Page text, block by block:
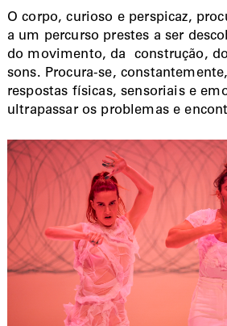
O corpo, curioso e perspicaz,
a um percurso prestes a ser
do movimento, da construção,
sons. Procura-se,
respostas físicas, sensoriais e
ultrapassar os problemas e